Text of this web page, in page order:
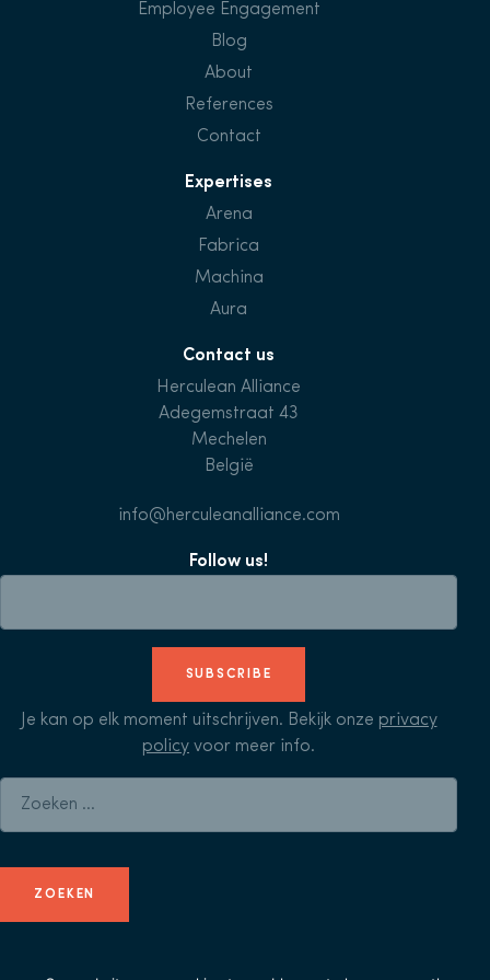
Employee Engagement
Blog
About
References
Contact
Expertises
Arena
Fabrica
Machina
Aura
Contact us
Herculean Alliance
Adegemstraat 43
Mechelen
België
info@herculeanalliance.com
Follow us!
SUBSCRIBE
Je kan op elk moment uitschrijven. Bekijk onze privacy
policy voor meer info.